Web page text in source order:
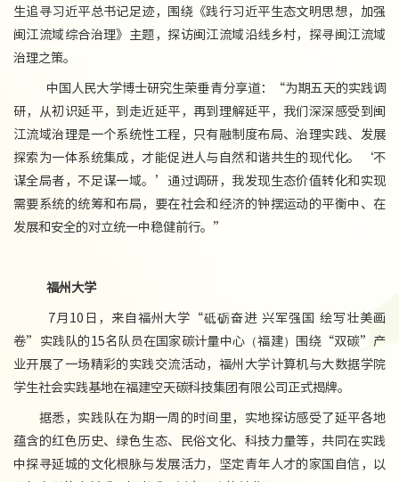
生追寻习近平总书记足迹，围绕《践行习近平生态文明思想，加强
闽江流域综合治理》主题，探访闽江流域沿线乡村，探寻闽江流域
治理之策。
中国人民大学博士研究生荣垂青分享道：“为期五天的实践调
研，从初识延平，到走近延平，再到理解延平，我们深深感受到闽
江流域治理是一个系统性工程，只有融制度布局、治理实践、发展
探索为一体系统集成，才能促进人与自然和谐共生的现代化。‘不
谋全局者，不足谋一域。’通过调研，我发现生态价值转化和实现
需要系统的统筹和布局，要在社会和经济的钟摆运动的平衡中、在
发展和安全的对立统一中稳健前行。”
福州大学
7月10日，来自福州大学“砥砺奋进 兴军强国 绘写壮美画
卷”实践队的15名队员在国家碳计量中心（福建）围绕“双碳”产
业开展了一场精彩的实践交流活动，福州大学计算机与大数据学院
学生社会实践基地在福建空天碳科技集团有限公司正式揭牌。
据悉，实践队在为期一周的时间里，实地探访感受了延平各地
蕴含的红色历史、绿色生态、民俗文化、科技力量等，共同在实践
中探寻延城的文化根脉与发展活力，坚定青年人才的家国自信，以